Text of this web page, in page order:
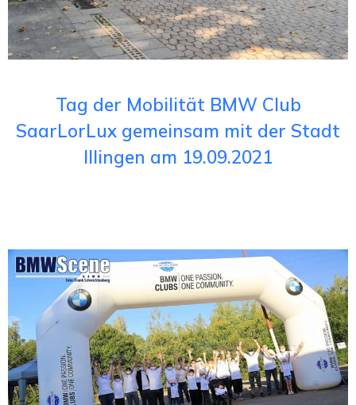
Tag der Mobilität BMW Club
SaarLorLux gemeinsam mit der Stadt
Illingen am 19.09.2021